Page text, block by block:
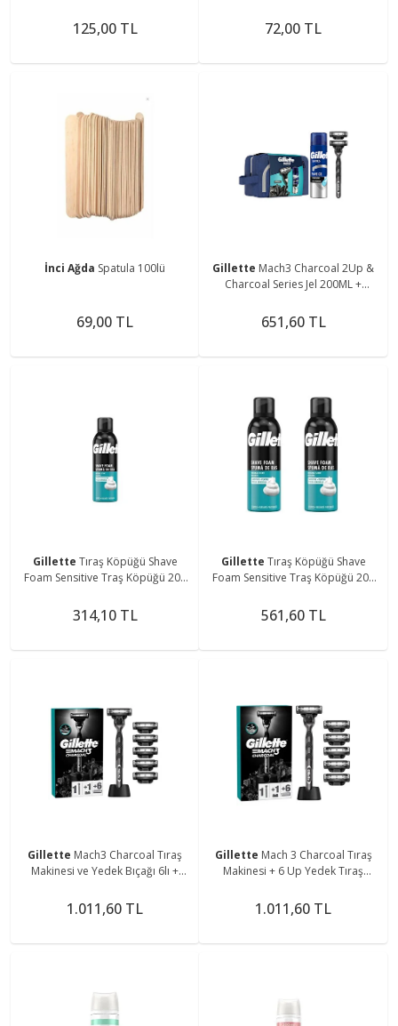
125,00 TL 72,00 TL
İnci Ağda Spatula 100lü
69,00 TL
Gillette Mach3 Charcoal 2Up &
Charcoal Series Jel 200ML +
651,60 TL
Gillette Tıraş Köpüğü Shave
Foam Sensitive Traş Köpüğü 200
314,10 TL
Gillette Tıraş Köpüğü Shave
Foam Sensitive Traş Köpüğü 200
561,60 TL
Gillette Mach3 Charcoal Tıraş
Makinesi ve Yedek Bıçağı 6lı +
1.011,60 TL
Gillette Mach 3 Charcoal Tıraş
Makinesi + 6 Up Yedek Tıraş
1.011,60 TL